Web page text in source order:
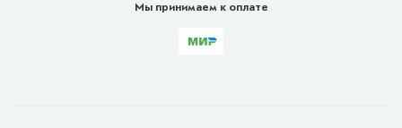
Мы принимаем к оплате